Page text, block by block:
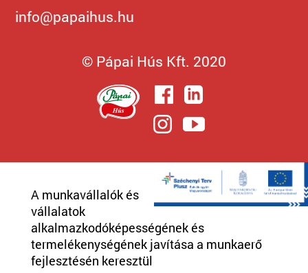
info@papaihus.hu
© Pápai Hús Kft. 2020
A munkavállalók és
vállalatok
alkalmazkodóképességének és
termelékenységének javítása a munkaerő
fejlesztésén keresztül